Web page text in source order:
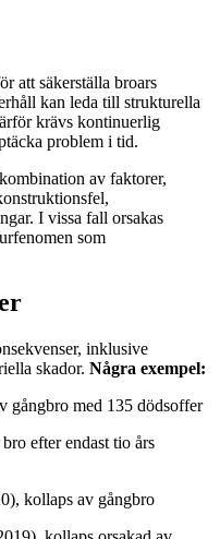
att säkerställa broars
kan leda till strukturella
krävs kontinuerlig
problem i tid.
av faktorer,
I vissa fall orsakas
som
inklusive
skador. Några exempel:
gångbro med 135 dödsoffer
efter endast tio års
kollaps av gångbro